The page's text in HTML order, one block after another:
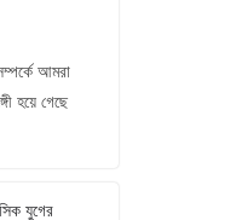
আমরা
হয়ে গেছে
যুগের